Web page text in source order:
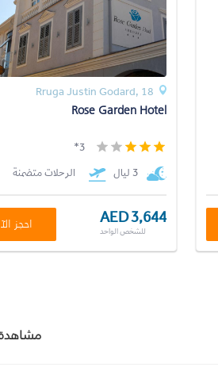
Rruga Justin Godard, 18
Rose Garden Hotel
3*
3 ليال
الرحلات متضمنة
AED 3,644
للشخص الواحد احجز